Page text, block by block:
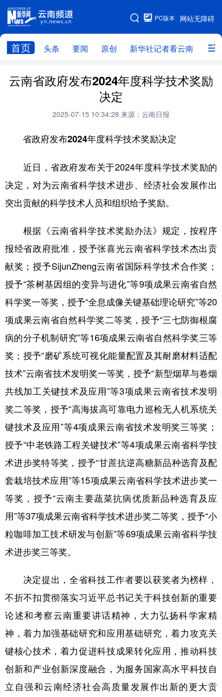
网站无障碍
PC版本
首页 头条 要闻 原创 新华社记者看云南 政务
网站地图
头条 云南要闻 本网原创
政务
云南省领导报道集
教育
州市
社会
云南青年说 趣看文物
云南省政府发布2024年度科学技术奖励
决定
2025-07-15 10:34:28 来源：云南日报
省政府发布2024年度科学技术奖励决定
近日，省政府发布关于2024年度科学技术奖励的
决定，对为云南省科学技术进步、经济社会发展作出
突出贡献的科学技术人员和组织给予奖励。
根据《云南省科学技术奖励办法》规定，按程序
报经省政府批准，授予张喜光云南省科学技术杰出贡
献奖；授予SijunZheng云南省国际科学技术合作奖；
授予“茶树基因组的变异与进化”等9项成果云南省自然
科学奖一等奖，授予“全息成像关键基础理论研究”等20
项成果云南省自然科学奖二等奖，授予“三七防御根腐
病的分子机制研究”等16项成果云南省自然科学奖三等
奖；授予“磨矿系统可视化能量配置及其耐磨材料适配
技术”云南省技术发明奖一等奖，授予“新型烟草与卷烟
共线加工关键技术及应用”等3项成果云南省技术发明
奖二等奖，授予“高海拔高可靠电力巡检无人机系统关
键技术及应用”等4项成果云南省技术发明奖三等奖；
授予“中老铁路工程关键技术”等4项成果云南省科学技
术进步奖特等奖，授予“甘蔗抗逆高糖新品种选育及配
套栽培技术应用”等15项成果云南省科学技术进步奖一
等奖，授予“云南主要蔬菜抗病优质新品种选育及应
用”等37项成果云南省科学技术进步奖二等奖，授予“小
粒咖啡加工技术研发与创新”等69项成果云南省科学技
术进步奖三等奖。
决定提出，全省科技工作者要以获奖者为榜样，
不折不扣贯彻落实习近平总书记关于科技创新的重要
论述和考察云南重要讲话精神，大力弘扬科学家精
神，着力加强基础研究和应用基础研究，着力攻克关
键核心技术，着力促进科技成果转化应用，推动科技
创新和产业创新深度融合，为服务国家高水平科技自
立自强和云南经济社会高质量发展作出新的更大贡